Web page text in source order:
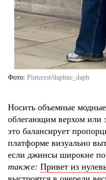
Фото Pinterest/daphne_daph
Носить объемные
облегающим верхом или
это балансирует
платформе визуально
если джинсы широкие
также: Привет из